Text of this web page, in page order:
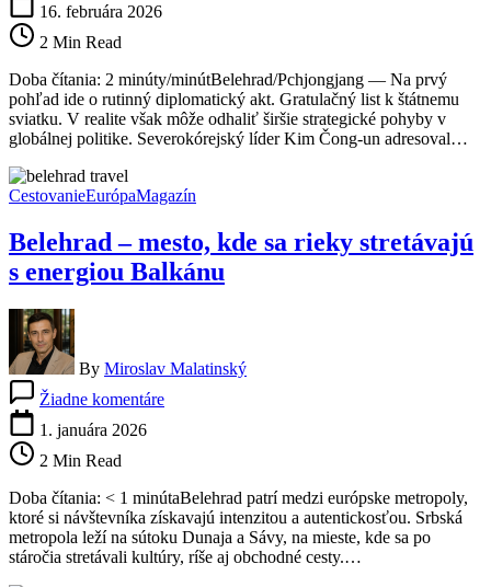
Vučičovi:
Symbolické
gesto
alebo
geopolitický
signál?
16. februára 2026
2 Min Read
Doba čítania: 2 minúty/minútBelehrad/Pchjongjang — Na prvý
pohľad ide o rutinný diplomatický akt. Gratulačný list k štátnemu
sviatku. V realite však môže odhaliť širšie strategické pohyby v
globálnej politike. Severokórejský líder Kim Čong-un adresoval…
CestovanieEurópaMagazín
Belehrad – mesto, kde sa rieky stretávajú
s energiou Balkánu
By Miroslav Malatinský
Žiadne komentáreBelehrad
rieky
stretávajú
s
energiou
1. januára 2026
2 Min Read
Doba čítania: < 1 minútaBelehrad patrí medzi európske metropoly,
ktoré si návštevníka získavajú intenzitou a autentickosťou. Srbská
metropola leží na sútoku Dunaja a Sávy, na mieste, kde sa po
stáročia stretávali kultúry, ríše aj obchodné cesty.…